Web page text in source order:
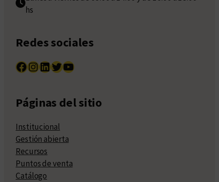
hs
Redes sociales
Facebook InstagramLinkedIn Twitter YouTube
Páginas del sitio
Institucional
Gestión abierta
Recursos
Puntos de venta
Catálogo